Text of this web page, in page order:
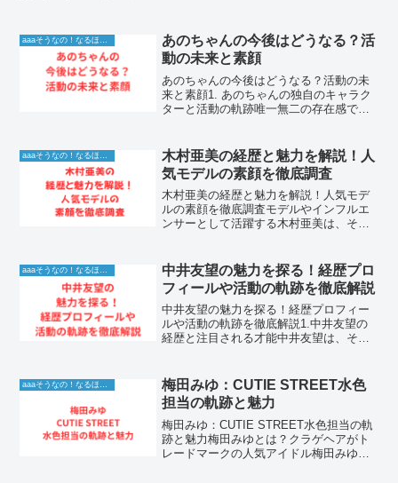
aaaそうなの！なるほど！情報
あのちゃんの今後はどうなる？活
動の未来と素顔
あのちゃんの今後はどうなる？活動の未
来と素顔1. あのちゃんの独自のキャラク
ターと活動の軌跡唯一無二の存在感でバ
予測不能な行動、そして時折見せる鋭い
感性は、多くの視聴者...
木村亜美の経歴と魅力を解説！人
気モデルの素顔を徹底調査
木村亜美の経歴と魅力を解説！人気モデ
ルの素顔を徹底調査モデルやインフルエ
ンサーとして活躍する木村亜美は、その
な道のりを歩み、現在の輝かしいキャリ
アを築き上げたのでしょう...
aaaそうなの！なるほど！情報
中井友望の魅力を探る！経歴プロ
フィールや活動の軌跡を徹底解説
中井友望の魅力を探る！経歴プロフィー
ルや活動の軌跡を徹底解説1.中井友望の
経歴と注目される才能中井友望は、その
る実力派女優です。ミスiD2019グランプ
リを受賞して以来...
aaaそうなの！なるほど！情報
梅田みゆ：CUTIE STREET水色
担当の軌跡と魅力
梅田みゆ：CUTIE STREET水色担当の軌
跡と魅力梅田みゆとは？クラゲヘアがト
レードマークの人気アイドル梅田みゆ